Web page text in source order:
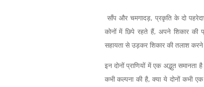
साँप और चमगादड़, प्रकृति के दो
कोनों में छिपे रहते हैं, अपने शिकार की
सहायता से उड़कर शिकार की तलाश करने
इन दोनों प्राणियों में एक अद्भुत
कभी कल्पना की है, क्या ये दोनों कभी